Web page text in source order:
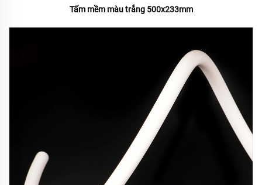
Tấm mềm màu trắng 500x233mm